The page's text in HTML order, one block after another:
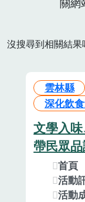
關網
沒搜尋到相關結果
雲林縣
深化飲
文學入味、風土
帶民眾
首頁
活動
活動